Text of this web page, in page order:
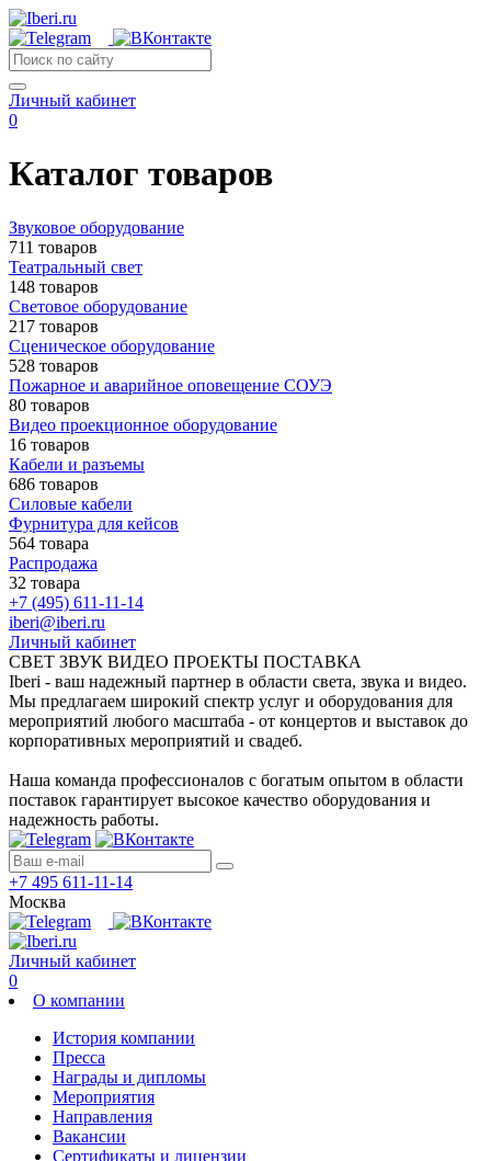
Личный кабинет
0
Каталог товаров
Звуковое оборудование
711 товаров
Театральный свет
148 товаров
Световое оборудование
217 товаров
Сценическое оборудование
528 товаров
Пожарное и аварийное оповещение СОУЭ
80 товаров
Видео проекционное оборудование
16 товаров
Кабели и разъемы
686 товаров
Силовые кабели
Фурнитура для кейсов
564 товара
Распродажа
32 товара
+7 (495) 611-11-14
iberi@iberi.ru
Личный кабинет
СВЕТ ЗВУК ВИДЕО ПРОЕКТЫ ПОСТАВКА
Iberi - ваш надежный партнер в области света, звука и видео.
Мы предлагаем широкий спектр услуг и оборудования для
мероприятий любого масштаба - от концертов и выставок до
корпоративных мероприятий и свадеб.
Наша команда профессионалов с богатым опытом в области
поставок гарантирует высокое качество оборудования и
надежность работы.
+7 495 611-11-14
Москва
Личный кабинет
0
О компании
История компании
Пресса
Награды и дипломы
Мероприятия
Направления
Вакансии
Сертификаты и лицензии